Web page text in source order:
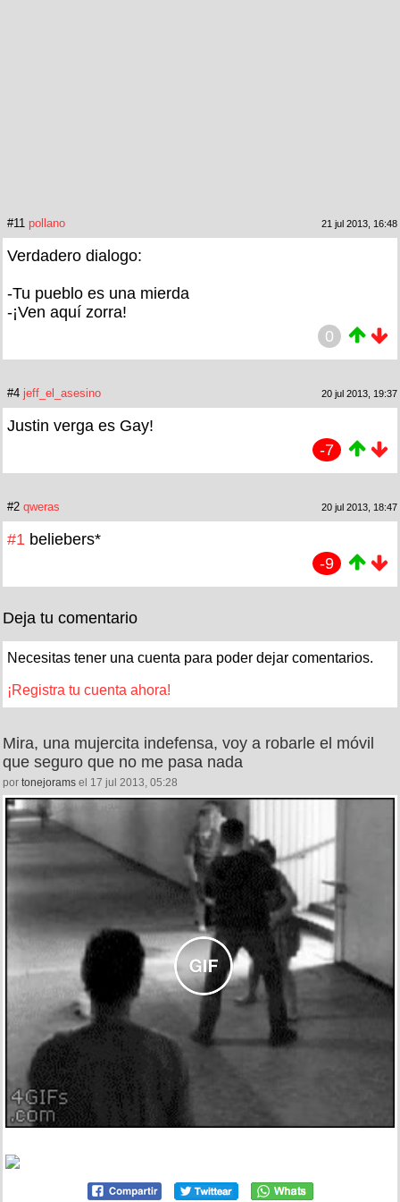
#11 pollano 21 jul 2013, 16:48
Verdadero dialogo:
-Tu pueblo es una mierda
-¡Ven aquí zorra!
0
#4 jeff_el_asesino 20 jul 2013, 19:37
Justin verga es Gay!
-7
#2 qweras 20 jul 2013, 18:47
#1 beliebers*
-9
Deja tu comentario
Necesitas tener una cuenta para poder dejar comentarios.
¡Registra tu cuenta ahora!
Mira, una mujercita indefensa, voy a robarle el móvil
que seguro que no me pasa nada
por tonejorams el 17 jul 2013, 05:28